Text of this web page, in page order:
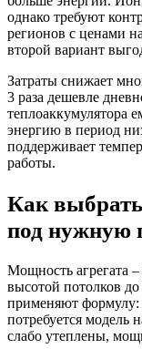
однако требуют
регионов с ценами
второй вариант
Затраты снижает
3 раза дешевле
теплоаккумулятора
энергию в период
поддерживает
работы.
Как выбрать
под нужную
Мощность агрегата
высотой потолков
применяют формулу:
потребуется
слабо утеплены,